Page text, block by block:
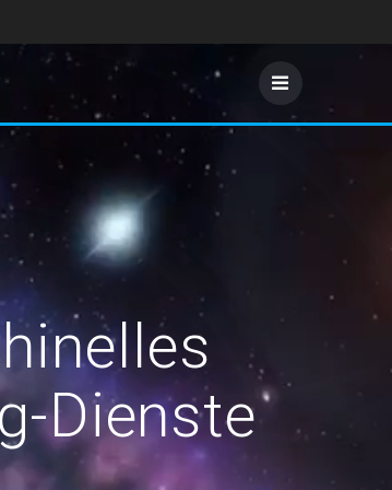
Dienste